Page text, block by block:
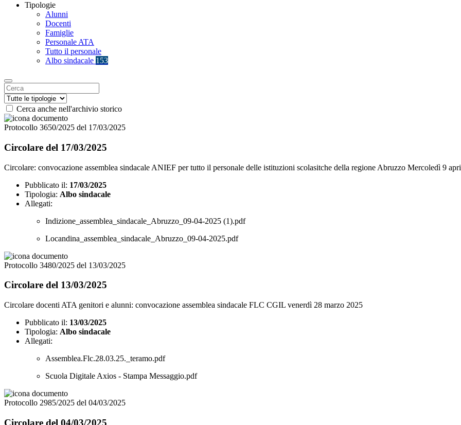
Tipologie
Alunni
Docenti
Famiglie
Personale ATA
Tutto il personale
Albo sindacale 153
Cerca anche nell'archivio storico
Protocollo 3650/2025 del 17/03/2025
Circolare del 17/03/2025
Circolare: convocazione assemblea sindacale ANIEF per tutto il personale delle istituzioni scolasitche della regione Abruzzo Mercoledì 9
Pubblicato il: 17/03/2025
Tipologia: Albo sindacale
Allegati:
Indizione_assemblea_sindacale_Abruzzo_09-04-2025 (1).pdf
Locandina_assemblea_sindacale_Abruzzo_09-04-2025.pdf
Protocollo 3480/2025 del 13/03/2025
Circolare del 13/03/2025
Circolare docenti ATA genitori e alunni: convocazione assemblea sindacale FLC CGIL venerdì 28 marzo 2025
Pubblicato il: 13/03/2025
Tipologia: Albo sindacale
Allegati:
Assemblea.Flc.28.03.25._teramo.pdf
Scuola Digitale Axios - Stampa Messaggio.pdf
Protocollo 2985/2025 del 04/03/2025
Circolare del 04/03/2025